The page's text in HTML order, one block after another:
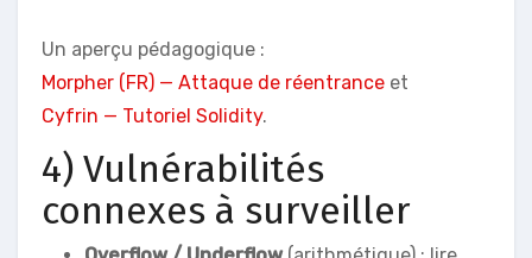
Un aperçu pédagogique :
Morpher (FR) — Attaque de réentrance et
Cyfrin — Tutoriel Solidity.
4) Vulnérabilités
connexes à surveiller